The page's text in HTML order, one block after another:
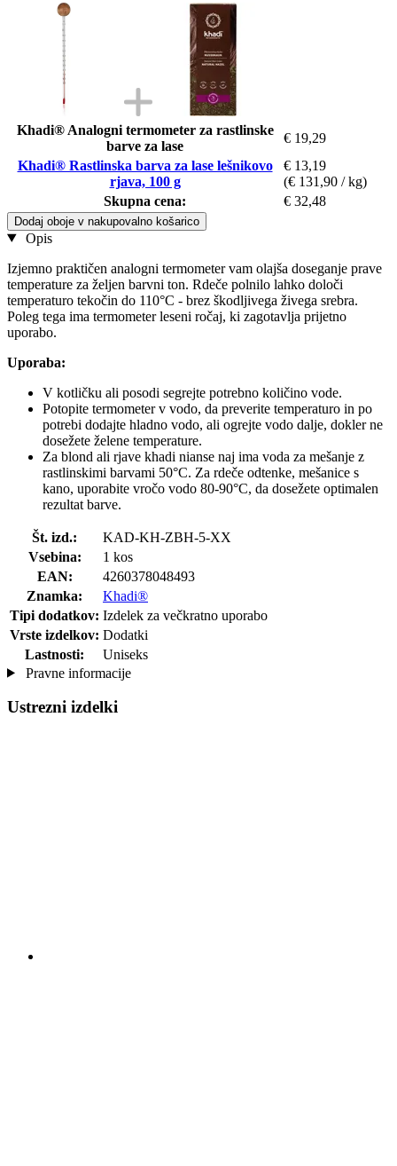
Khadi® Analogni termometer za rastlinske
barve za lase
€ 19,29
Khadi® Rastlinska barva za lase lešnikovo
rjava, 100 g
€ 13,19
(€ 131,90 / kg)
Skupna cena:
€ 32,48
Dodaj oboje v nakupovalno košarico
Opis
Izjemno praktičen analogni termometer vam olajša doseganje prave
temperature za željen barvni ton. Rdeče polnilo lahko določi
temperaturo tekočin do 110°C - brez škodljivega živega srebra.
Poleg tega ima termometer leseni ročaj, ki zagotavlja prijetno
uporabo.
Uporaba:
V kotličku ali posodi segrejte potrebno količino vode.
Potopite termometer v vodo, da preverite temperaturo in po
potrebi dodajte hladno vodo, ali ogrejte vodo dalje, dokler ne
dosežete želene temperature.
Za blond ali rjave khadi nianse naj ima voda za mešanje z
rastlinskimi barvami 50°C. Za rdeče odtenke, mešanice s
kano, uporabite vročo vodo 80-90°C, da dosežete optimalen
rezultat barve.
Št. izd.:
KAD-KH-ZBH-5-XX
Vsebina:
1 kos
EAN:
4260378048493
Znamka:
Khadi®
Tipi dodatkov: Izdelek za večkratno uporabo
Vrste izdelkov: Dodatki
Lastnosti:
Uniseks
Pravne informacije
Ustrezni izdelki